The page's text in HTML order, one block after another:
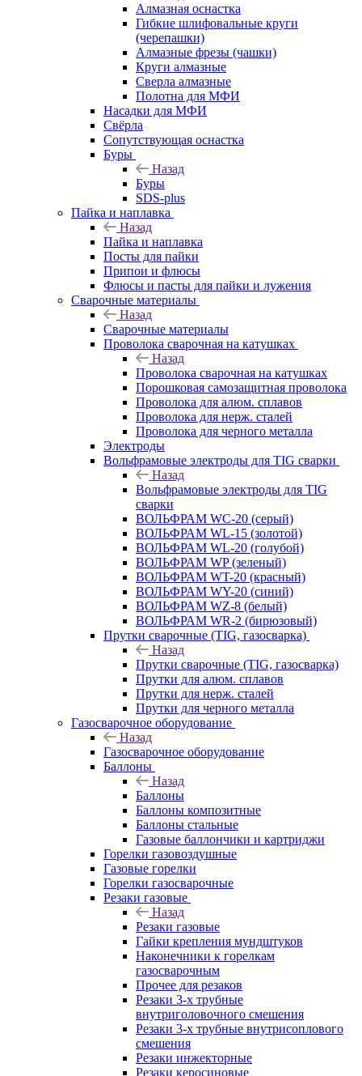
Алмазная оснастка
Гибкие шлифовальные круги
(черепашки)
Алмазные фрезы (чашки)
Круги алмазные
Сверла алмазные
Полотна для МФИ
Насадки для МФИ
Свёрла
Сопутствующая оснастка
Буры
Назад
Буры
SDS-plus
Пайка и наплавка
Назад
Пайка и наплавка
Посты для пайки
Припои и флюсы
Флюсы и пасты для пайки и лужения
Сварочные материалы
Назад
Сварочные материалы
Проволока сварочная на катушках
Назад
Проволока сварочная на катушках
Порошковая самозащитная проволока
Проволока для алюм. сплавов
Проволока для нерж. сталей
Проволока для черного металла
Электроды
Вольфрамовые электроды для TIG сварки
Назад
Вольфрамовые электроды для TIG
сварки
ВОЛЬФРАМ WC-20 (серый)
ВОЛЬФРАМ WL-15 (золотой)
ВОЛЬФРАМ WL-20 (голубой)
ВОЛЬФРАМ WP (зеленый)
ВОЛЬФРАМ WT-20 (красный)
ВОЛЬФРАМ WY-20 (синий)
ВОЛЬФРАМ WZ-8 (белый)
ВОЛЬФРАМ WR-2 (бирюзовый)
Прутки сварочные (TIG, газосварка)
Назад
Прутки сварочные (TIG, газосварка)
Прутки для алюм. сплавов
Прутки для нерж. сталей
Прутки для черного металла
Газосварочное оборудование
Назад
Газосварочное оборудование
Баллоны
Назад
Баллоны
Баллоны композитные
Баллоны стальные
Газовые баллончики и картриджи
Горелки газовоздушные
Газовые горелки
Горелки газосварочные
Резаки газовые
Назад
Резаки газовые
Гайки крепления мундштуков
Наконечники к горелкам
газосварочным
Прочее для резаков
Резаки 3-х трубные
внутриголовочного смешения
Резаки 3-х трубные внутрисоплового
смешения
Резаки инжекторные
Резаки керосиновые